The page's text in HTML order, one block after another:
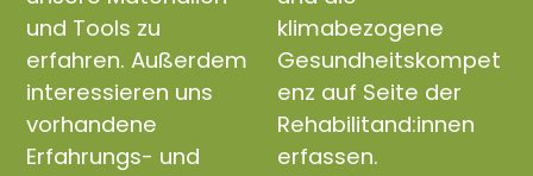
und Tools zu
erfahren. Außerdem
interessieren uns
vorhandene
Erfahrungs- und
klimabezogene
Gesundheitskompet
enz auf Seite der
Rehabilitand:innen
erfassen.